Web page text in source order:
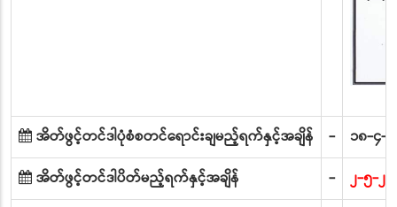
အိတ်ဖွင့်တင်ဒါပုံစံစတင်ရောင်းချမည့်ရက်နှင့်အချိန် -
၁၈-၄-
အိတ်ဖွင့်တင်ဒါပိတ်မည့်ရက်နှင့်အချိန်
-
၂-၅-၂